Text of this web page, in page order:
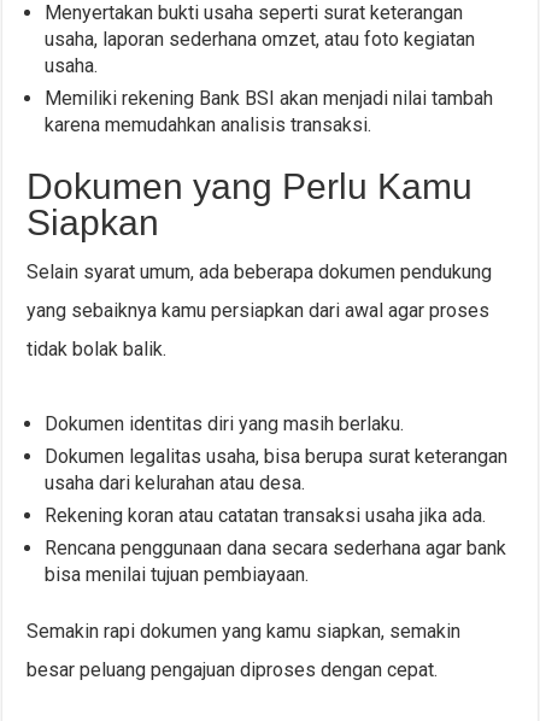
Menyertakan bukti usaha seperti surat keterangan
usaha, laporan sederhana omzet, atau foto kegiatan
usaha.
Memiliki rekening Bank BSI akan menjadi nilai tambah
karena memudahkan analisis transaksi.
Dokumen yang Perlu Kamu
Siapkan
Selain syarat umum, ada beberapa dokumen pendukung
yang sebaiknya kamu persiapkan dari awal agar proses
tidak bolak balik.
Dokumen identitas diri yang masih berlaku.
Dokumen legalitas usaha, bisa berupa surat keterangan
usaha dari kelurahan atau desa.
Rekening koran atau catatan transaksi usaha jika ada.
Rencana penggunaan dana secara sederhana agar bank
bisa menilai tujuan pembiayaan.
Semakin rapi dokumen yang kamu siapkan, semakin
besar peluang pengajuan diproses dengan cepat.